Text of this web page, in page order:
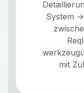
System
mit